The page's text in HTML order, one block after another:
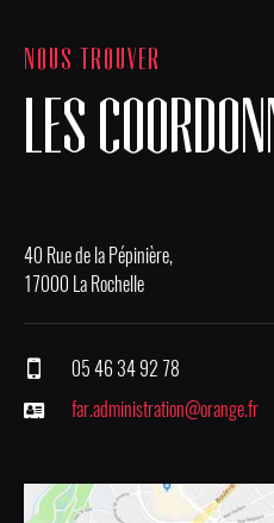
NOUS TROUVER
LES
40 Rue de la Pépinière,
17000 La Rochelle
05 46 34 92 78
far.administration@orange.fr